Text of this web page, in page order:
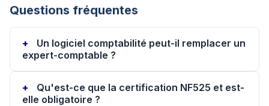
Questions fréquentes
Un logiciel comptabilité peut-il remplacer un
expert-comptable ?
Qu'est-ce que la certification NF525 et est-
elle obligatoire ?